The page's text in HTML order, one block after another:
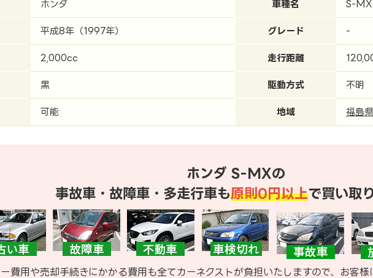
ホンダ 車種名 S-MX
平成8年（1997年） グレード -
2,000cc 走行距離
黒 駆動方式 不明
可能 地域 福島県
ホンダ S-MXの
事故車・故障車・多走行車も原則0円以上で買い取
ー費用や売却手続きにかかる費用も全てカーネクストが負担いたしますので、お客